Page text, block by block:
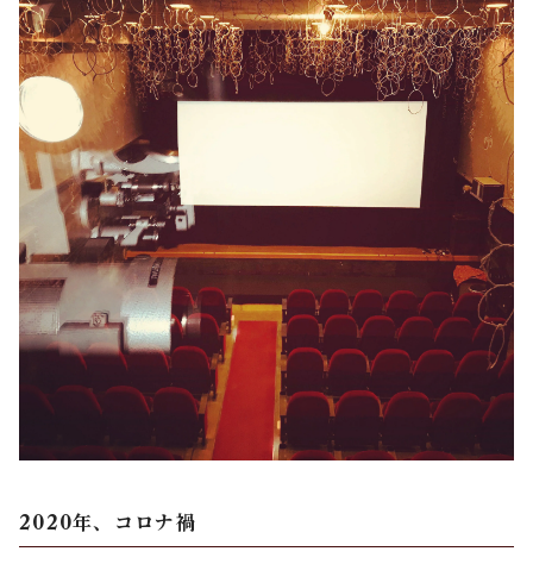
2020年、コロナ禍